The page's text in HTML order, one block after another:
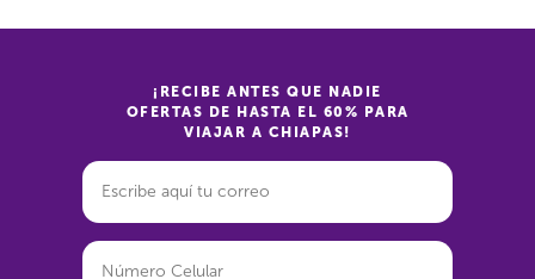
¡RECIBE ANTES QUE NADIE
OFERTAS DE HASTA EL 60% PARA
VIAJAR A CHIAPAS!